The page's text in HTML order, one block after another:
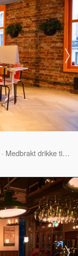
· Medbrakt drikke tillatt